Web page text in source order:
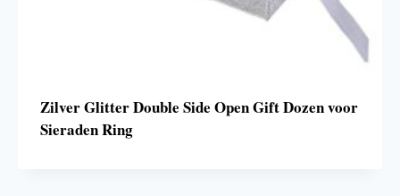
Zilver Glitter Double Side Open Gift Dozen voor
Sieraden Ring